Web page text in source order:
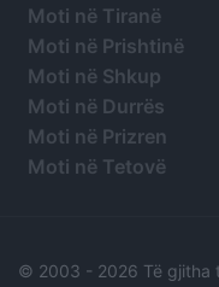
Moti në Tiranë
Moti në Prishtinë
Moti në Shkup
Moti në Durrës
Moti në Prizren
Moti në Tetovë
© 2003 - 2026 Të gjitha